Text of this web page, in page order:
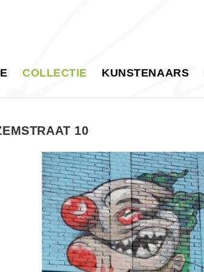
COLLECTIE KUNSTENAARS
10